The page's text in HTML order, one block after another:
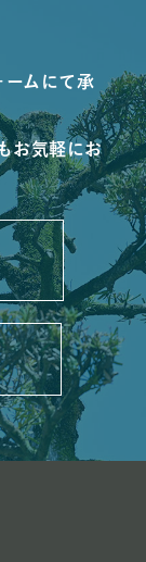
ムにて承
お気軽にお